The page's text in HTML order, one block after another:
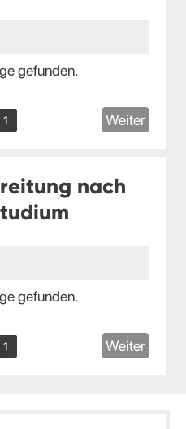
gefunden.
1 Weiter
nach
gefunden.
1 Weiter